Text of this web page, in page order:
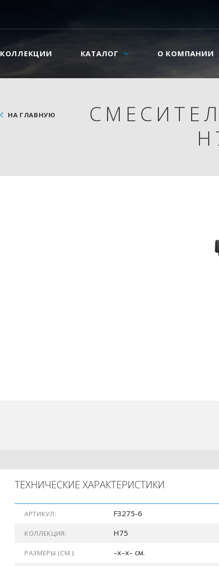
КОЛЛЕКЦИИ КАТАЛОГ О КОМПАНИИ
НА ГЛАВНУЮ
ТЕХНИЧЕСКИЕ ХАРАКТЕРИСТИКИ
АРТИКУЛ: F3275-6
КОЛЛЕКЦИЯ: H75
РАЗМЕРЫ (СМ.): –x–x– см.